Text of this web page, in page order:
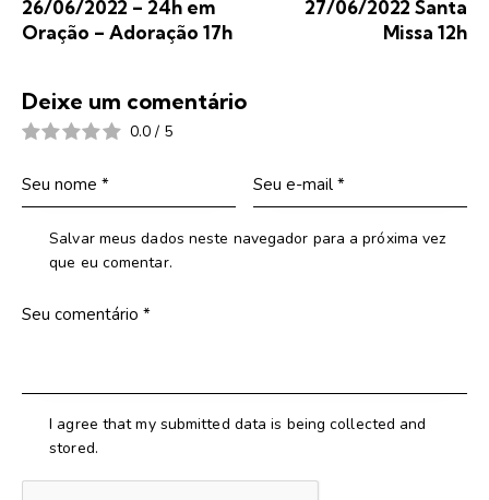
26/06/2022 – 24h em
Oração – Adoração 17h
27/06/2022 Santa
Missa 12h
Deixe um comentário
0.0 / 5
Salvar meus dados neste navegador para a próxima vez
que eu comentar.
I agree that my submitted data is being collected and
stored.